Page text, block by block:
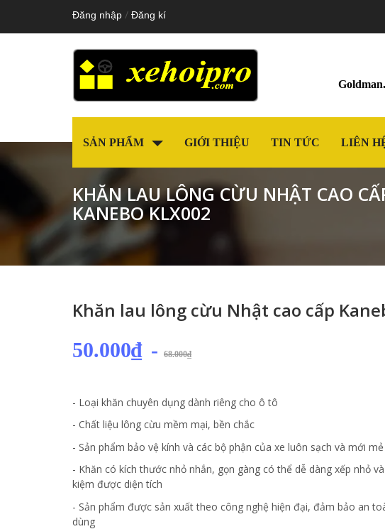
Đăng nhập / Đăng kí
SẢN PHẨM GIỚI THIỆU TIN TỨC LIÊN
KHĂN LAU LÔNG CỪU NHẬT CAO
KANEBO KLX002
Khăn lau lông cừu Nhật cao cấp
50.000₫ - 68.000₫
- Loại khăn chuyên dụng dành riêng cho ô tô
- Chất liệu lông cừu mềm mại, bền chắc
- Sản phẩm bảo vệ kính và các bộ phận của xe luôn sạch và mới mẻ
- Khăn có kích thước nhỏ nhắn, gọn gàng có thể dễ dàng xếp nhỏ
kiệm được diện tích
- Sản phẩm được sản xuất theo công nghệ hiện đại, đảm bảo an
dùng